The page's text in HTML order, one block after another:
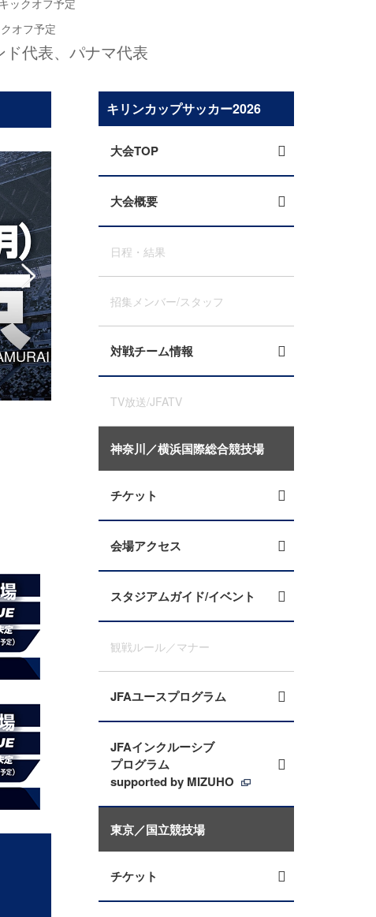
キックオフ予定
オフ予定
代表、パナマ代表
チケット販売概要のお知らせ キリンカップ
キリンカップサッカー2026
大会TOP
大会概要
日程・結果
招集メンバー/スタッフ
対戦チーム情報
TV放送/JFATV
神奈川／横浜国際総合競技場
チケット
会場アクセス
スタジアムガイド/イベント
観戦ルール／マナー
JFAユースプログラム
JFAインクルーシブ
プログラム
supported by MIZUHO
東京／国立競技場
チケット